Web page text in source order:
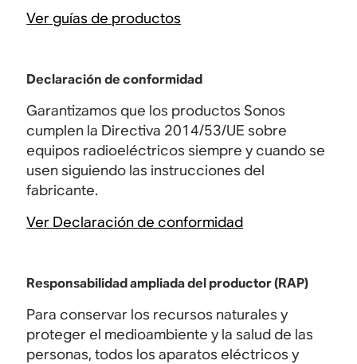
Ver guías de productos
Declaración de conformidad
Garantizamos que los productos Sonos
cumplen la Directiva 2014/53/UE sobre
equipos radioeléctricos siempre y cuando se
usen siguiendo las instrucciones del
fabricante.
Ver Declaración de conformidad
Responsabilidad ampliada del productor (RAP)
Para conservar los recursos naturales y
proteger el medioambiente y la salud de las
personas, todos los aparatos eléctricos y